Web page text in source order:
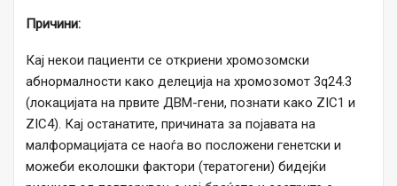
Причини:
Кај некои пациенти се откриени хромозомски
абнормалности како делеција на хромозомот 3q24.3
(локацијата на првите ДВМ-гени, познати како ZIC1 и
ZIC4). Кај останатите, причината за појавата на
малформацијата се наоѓа во посложени генетски и
можеби еколошки фактори (тератогени) бидејќи